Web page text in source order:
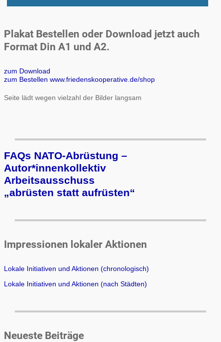
Plakat Bestellen oder Download jetzt auch
Format Din A1 und A2.
zum Download
zum Bestellen www.friedenskooperative.de/shop
Seite lädt wegen vielzahl der Bilder langsam
FAQs NATO-Abrüstung –
Autor*innenkollektiv
Arbeits­aus­schuss
„ab­rüs­ten statt auf­rüs­ten“
Impressionen lokaler Aktionen
Lokale Initiativen und Aktionen (chronologisch)
Lokale Initiativen und Aktionen (nach Städten)
Neueste Beiträge